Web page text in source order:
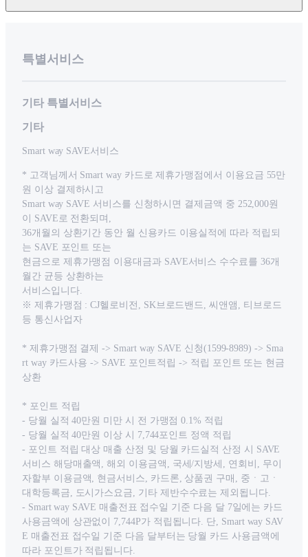
특별서비스
기타 특별서비스
기타
Smart way SAVE서비스
* 고객님께서 Smart way 카드로 제휴가맹점에서 이용요금 55만
원 이상 결제하시고
Smart way SAVE 서비스를 신청하시면 결제금액 중 252,000원
이 SAVE로 전환되며,
36개월의 상환기간 동안 월 신용카드 이용실적에 따라 적립되
는 SAVE 포인트 또는
현금으로 제휴가맹점 이용대금과 SAVE서비스 수수료를 36개
월간 균등 상환하는
서비스입니다.
※ 제휴가맹점 : CJ헬로비전, SK브로드밴드, 씨앤앰, 티브로드
등 통신사업자
* 제휴가맹점 결제 -> Smart way SAVE 신청(1599-8989) -> Sma
rt way 카드사용 -> SAVE 포인트적립 -> 적립 포인트 또는 현금
상환
* 포인트 적립
- 당월 실적 40만원 미만 시 전 가맹점 0.1% 적립
- 당월 실적 40만원 이상 시 7,744포인트 정액 적립
- 포인트 적립 대상 매출 산정 및 당월 카드실적 산정 시 SAVE
서비스 해당매출액, 해외 이용금액, 국세/지방세, 연회비, 무이
자할부 이용금액, 현금서비스, 카드론, 상품권 구매, 중ㆍ고ㆍ
대학등록금, 도시가스요금, 기타 제반수수료는 제외됩니다.
- Smart way SAVE 매출전표 접수일 기준 다음 달 7일에는 카드
사용금액에 상관없이 7,744P가 적립됩니다. 단, Smart way SAV
E 매출전표 접수일 기준 다음 달부터는 당월 카드 사용금액에
따라 포인트가 적립됩니다.